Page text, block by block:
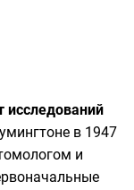
исследований
в 1947
и